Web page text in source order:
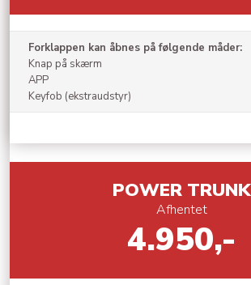
Forklappen kan åbnes på følgende måder:
Knap på skærm
APP
Keyfob (ekstraudstyr)
​POWER TRUNK
Afhentet
4.950,-